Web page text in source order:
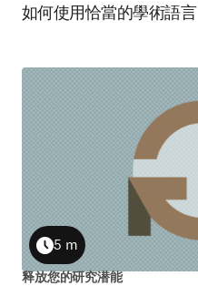
如何使用恰當的學術語言
Duration
5 m
释放您的研究潜能